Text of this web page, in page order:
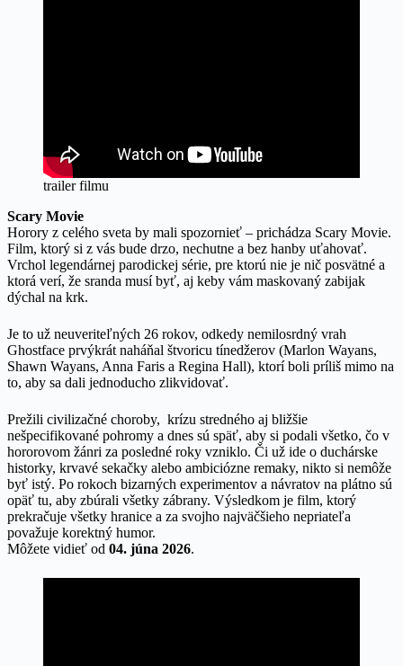
trailer filmu
Scary Movie
Horory z celého sveta by mali spozornieť – prichádza Scary Movie.
Film, ktorý si z vás bude drzo, nechutne a bez hanby uťahovať.
Vrchol legendárnej parodickej série, pre ktorú nie je nič posvätné a
ktorá verí, že sranda musí byť, aj keby vám maskovaný zabijak
dýchal na krk.
Je to už neuveriteľných 26 rokov, odkedy nemilosrdný vrah
Ghostface prvýkrát naháňal štvoricu tínedžerov (Marlon Wayans,
Shawn Wayans, Anna Faris a Regina Hall), ktorí boli príliš mimo na
to, aby sa dali jednoducho zlikvidovať.
Prežili civilizačné choroby, krízu stredného aj bližšie
nešpecifikované pohromy a dnes sú späť, aby si podali všetko, čo v
hororovom žánri za posledné roky vzniklo. Či už ide o duchárske
historky, krvavé sekačky alebo ambiciózne remaky, nikto si nemôže
byť istý. Po rokoch bizarných experimentov a návratov na plátno sú
opäť tu, aby zbúrali všetky zábrany. Výsledkom je film, ktorý
prekračuje všetky hranice a za svojho najväčšieho nepriateľa
považuje korektný humor.
Môžete vidieť od 04. júna 2026.